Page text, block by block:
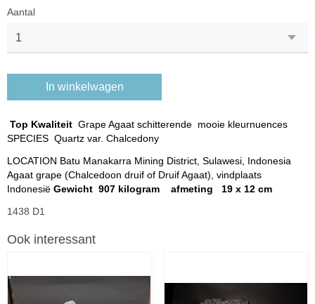
Aantal
In winkelwagen
Top Kwaliteit Grape Agaat schitterende mooie kleurnuences
SPECIES Quartz var. Chalcedony
LOCATION Batu Manakarra Mining District, Sulawesi, Indonesia
Agaat grape (Chalcedoon druif of Druif Agaat), vindplaats
Indonesië Gewicht 907 kilogram afmeting 19 x 12 cm
1438 D1
Ook interessant